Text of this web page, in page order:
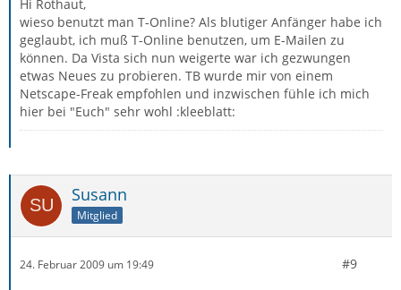
Hi Rothaut,
wieso benutzt man T-Online? Als blutiger Anfänger habe ich
geglaubt, ich muß T-Online benutzen, um E-Mailen zu
können. Da Vista sich nun weigerte war ich gezwungen
etwas Neues zu probieren. TB wurde mir von einem
Netscape-Freak empfohlen und inzwischen fühle ich mich
hier bei "Euch" sehr wohl :kleeblatt:
Susann
Mitglied
24. Februar 2009 um 19:49 #9